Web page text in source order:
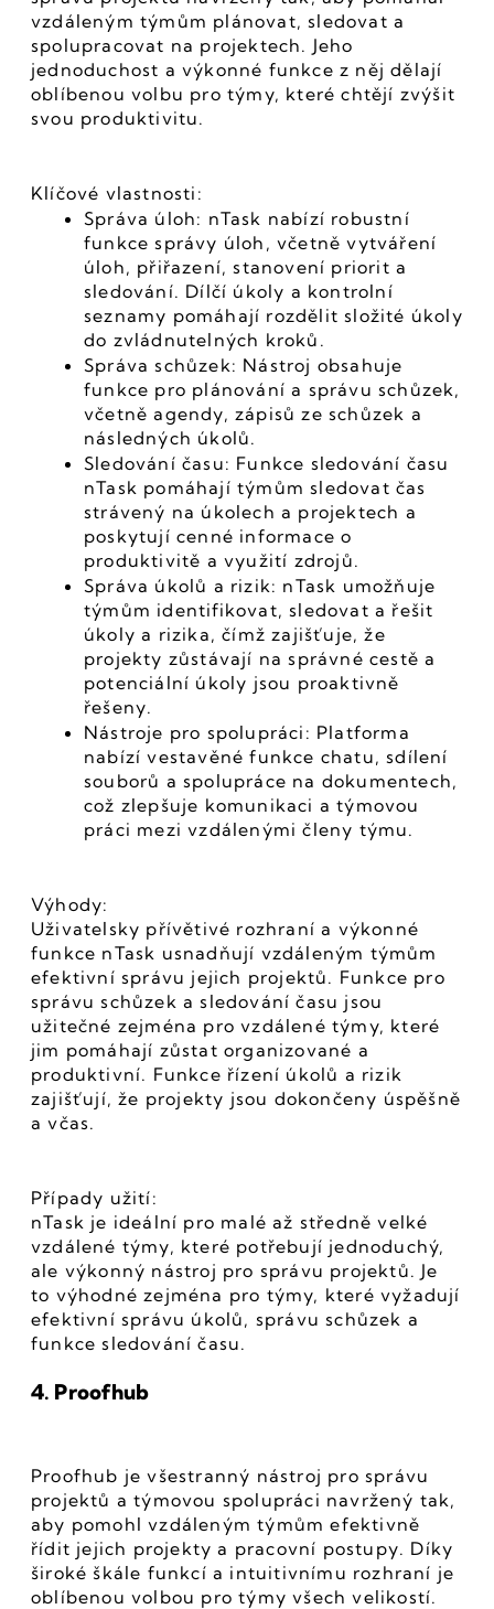
vzdáleným týmům plánovat, sledovat a
spolupracovat na projektech. Jeho
jednoduchost a výkonné funkce z něj dělají
oblíbenou volbu pro týmy, které chtějí zvýšit
svou produktivitu.
Klíčové vlastnosti:
Správa úloh: nTask nabízí robustní
funkce správy úloh, včetně vytváření
úloh, přiřazení, stanovení priorit a
sledování. Dílčí úkoly a kontrolní
seznamy pomáhají rozdělit složité úkoly
do zvládnutelných kroků.
Správa schůzek: Nástroj obsahuje
funkce pro plánování a správu schůzek,
včetně agendy, zápisů ze schůzek a
následných úkolů.
Sledování času: Funkce sledování času
nTask pomáhají týmům sledovat čas
strávený na úkolech a projektech a
poskytují cenné informace o
produktivitě a využití zdrojů.
Správa úkolů a rizik: nTask umožňuje
týmům identifikovat, sledovat a řešit
úkoly a rizika, čímž zajišťuje, že
projekty zůstávají na správné cestě a
potenciální úkoly jsou proaktivně
řešeny.
Nástroje pro spolupráci: Platforma
nabízí vestavěné funkce chatu, sdílení
souborů a spolupráce na dokumentech,
což zlepšuje komunikaci a týmovou
práci mezi vzdálenými členy týmu.
Výhody:
Uživatelsky přívětivé rozhraní a výkonné
funkce nTask usnadňují vzdáleným týmům
efektivní správu jejich projektů. Funkce pro
správu schůzek a sledování času jsou
užitečné zejména pro vzdálené týmy, které
jim pomáhají zůstat organizované a
produktivní. Funkce řízení úkolů a rizik
zajišťují, že projekty jsou dokončeny úspěšně
a včas.
Případy užití:
nTask je ideální pro malé až středně velké
vzdálené týmy, které potřebují jednoduchý,
ale výkonný nástroj pro správu projektů. Je
to výhodné zejména pro týmy, které vyžadují
efektivní správu úkolů, správu schůzek a
funkce sledování času.
4. Proofhub
Proofhub je všestranný nástroj pro správu
projektů a týmovou spolupráci navržený tak,
aby pomohl vzdáleným týmům efektivně
řídit jejich projekty a pracovní postupy. Díky
široké škále funkcí a intuitivnímu rozhraní je
oblíbenou volbou pro týmy všech velikostí.